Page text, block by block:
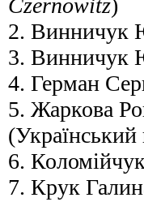
Czernowitz)
2. Винничук
3. Винничук
4. Герман
5. Жаркова
(Український
6.
7. Крук